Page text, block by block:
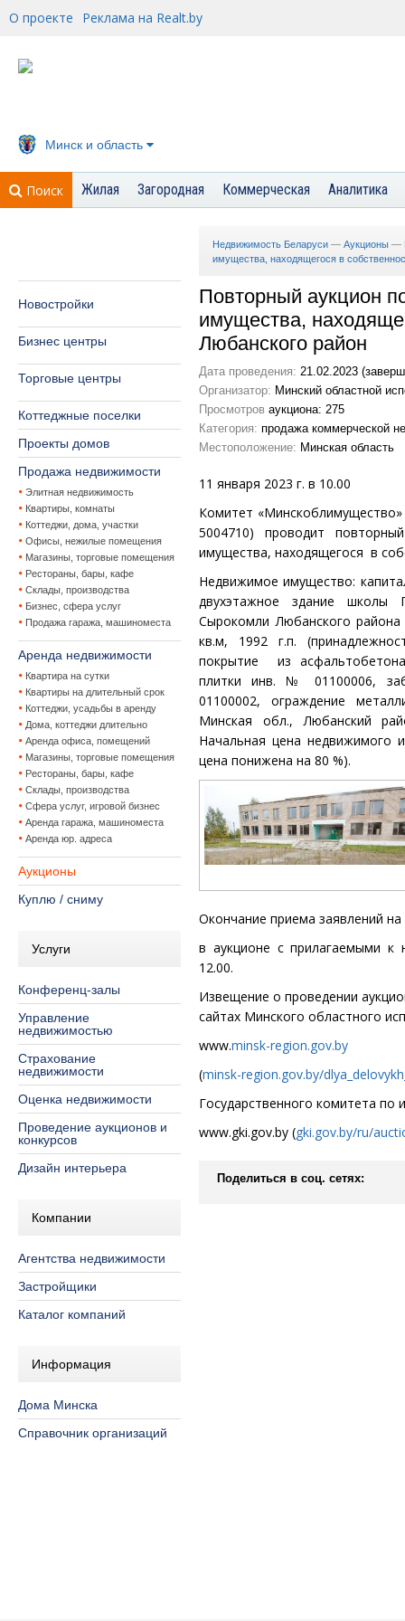
О проекте Реклама на Realt.by
Минск и область
Поиск Жилая Загородная Коммерческая Аналитика
Новостройки
Бизнес центры
Торговые центры
Коттеджные поселки
Проекты домов
Продажа недвижимости
Элитная недвижимость
Квартиры, комнаты
Коттеджи, дома, участки
Офисы, нежилые помещения
Магазины, торговые помещения
Рестораны, бары, кафе
Склады, производства
Бизнес, сфера услуг
Продажа гаража, машиноместа
Аренда недвижимости
Квартира на сутки
Квартиры на длительный срок
Коттеджи, усадьбы в аренду
Дома, коттеджи длительно
Аренда офиса, помещений
Магазины, торговые помещения
Рестораны, бары, кафе
Склады, производства
Сфера услуг, игровой бизнес
Аренда гаража, машиноместа
Аренда юр. адреса
Аукционы
Куплю / сниму
Услуги
Конференц-залы
Управление
недвижимостью
Страхование
недвижимости
Оценка недвижимости
Проведение аукционов и
конкурсов
Дизайн интерьера
Компании
Агентства недвижимости
Застройщики
Каталог компаний
Информация
Дома Минска
Справочник организаций
Недвижимость Беларуси — Аукционы —
имущества, находящегося в
Повторный аукцион
имущества,
Любанского район
Дата проведения: 21.02.2023
Организатор: Минский областной
Просмотров аукциона: 275
Категория: продажа коммерческой
Местоположение: Минская область
1 1 января 2023 г. в 10.00
Комитет «Минскоблимущество»
5004710) проводит
имущества, находящегося в
Недвижимое имущество:
двухэтажное здание
Сырокомли Любанского
кв.м, 1992 г.п.
покрытие из
плитки инв. № 01100006,
01100002, ограждение
Минская обл., Любанский
Начальная цена недвижимого
цена понижена на 80 %).
Окончание приема заявлений
в аукционе с прилагаемыми к
12.00.
Извещение о проведении
сайтах Минского областного
www.minsk-region.gov.by
(minsk-region.gov.by/
Государственного комитета по
www.gki.gov.by (gki.gov.by/ru/
Поделиться в соц. сетях: